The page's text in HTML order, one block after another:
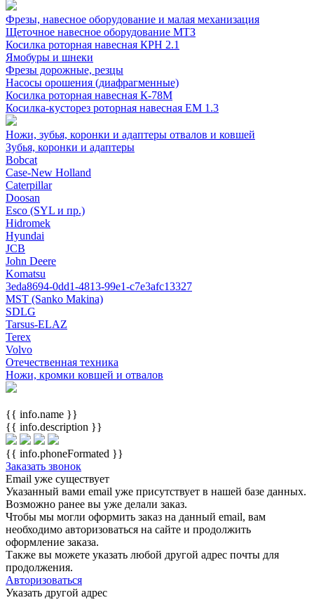
Фрезы, навесное оборудование и малая механизация
Щеточное навесное оборудование МТЗ
Косилка роторная навесная КРН 2.1
Ямобуры и шнеки
Фрезы дорожные, резцы
Насосы орошения (диафрагменные)
Косилка роторная навесная К-78М
Косилка-кусторез роторная навесная ЕМ 1.3
Ножи, зубья, коронки и адаптеры отвалов и ковшей
Зубья, коронки и адаптеры
Bobcat
Case-New Holland
Caterpillar
Doosan
Esco (SYL и пр.)
Hidromek
Hyundai
JCB
John Deere
Komatsu
3eda8694-0dd1-4813-99e1-c7e3afc13327
MST (Sanko Makina)
SDLG
Tarsus-ELAZ
Terex
Volvo
Отечественная техника
Ножи, кромки ковшей и отвалов
{{ info.name }}
{{ info.description }}
{{ info.phoneFormated }}
Заказать звонок
Email уже существует
Указанный вами email уже присутствует в нашей базе данных.
Возможно ранее вы уже делали заказ.
Чтобы мы могли оформить заказ на данный email, вам
необходимо авторизоваться на сайте и продолжить
оформление заказа.
Также вы можете указать любой другой адрес почты для
продолжения.
Авторизоваться
Указать другой адрес